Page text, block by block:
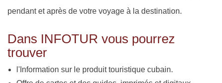
pendant et après de votre voyage à la destination.
Dans INFOTUR vous pourrez
trouver
l'Information sur le produit touristique cubain.